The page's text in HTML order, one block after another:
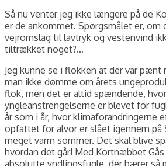
Så nu venter jeg ikke længere på de
er de ankommet. Spørgsmålet er, om
vejromslag til lavtryk og vestenvind
tiltrækket noget?…
Jeg kunne se i flokken at der var pænt
man ikke dømme om årets
flok, men det er altid spændende,
yngleanstrengelserne er blevet for
år som i år, hvor klimaforandringerne
opfattet for alvor er slået igennem på
meget varm sommer. Det skal blive
hvordan det går! Med Kortnæbbet